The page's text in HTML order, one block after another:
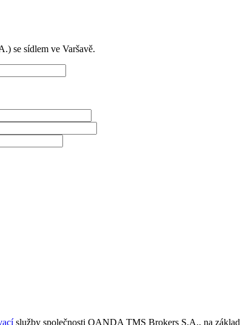
se sídlem ve Varšavě.
služby společnosti OANDA TMS Brokers S.A., na